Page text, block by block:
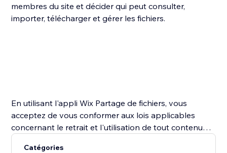
membres du site et décider qui peut consulter,
importer, télécharger et gérer les fichiers.
En utilisant l'appli Wix Partage de fichiers, vous
acceptez de vous conformer aux lois applicables
concernant le retrait et l'utilisation de tout contenu
Catégories